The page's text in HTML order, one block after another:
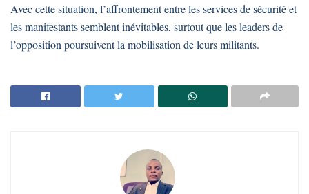
Avec cette situation, l’affrontement entre les services de sécurité et
les manifestants semblent inévitables, surtout que les leaders de
l’opposition poursuivent la mobilisation de leurs militants.